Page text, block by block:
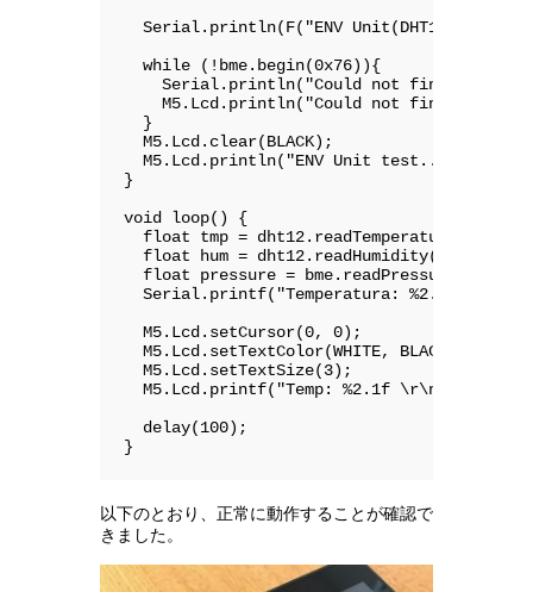
Serial.println(F("ENV Unit(DHT12 and
  while (!bme.begin(0x76)){
Serial.println("Could not find a
M5.Lcd.println("Could not find a
  }
  M5.Lcd.clear(BLACK);
  M5.Lcd.println("ENV Unit test...");
}
void loop() {
  float tmp = dht12.readTemperature();
  float hum = dht12.readHumidity();
  float pressure = bme.readPressure();
Serial.printf("Temperatura: %2.2f*C
  M5.Lcd.setCursor(0, 0);
  M5.Lcd.setTextColor(WHITE, BLACK);
  M5.Lcd.setTextSize(3);
M5.Lcd.printf("Temp: %2.1f \r\nHumi:
  delay(100);
}
以下のとおり、正常に動作することが確認で
きました。